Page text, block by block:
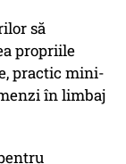
să
propriile
practic mini-
în limbaj